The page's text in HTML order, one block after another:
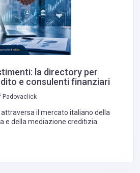
la directory per
e consulenti finanziari
Padovaclick
il mercato italiano della
e della mediazione creditizia.